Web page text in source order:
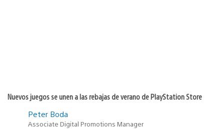
Nuevos juegos se unen a las rebajas de verano de PlayStation Store
Peter Boda
Associate Digital Promotions Manager